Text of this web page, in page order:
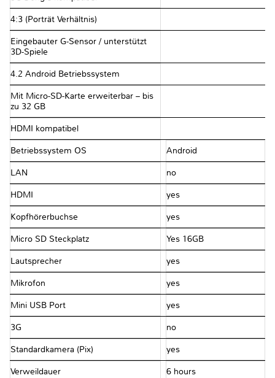
4:3 (Porträt Verhältnis)
Eingebauter G-Sensor / unterstützt
3D-Spiele
4.2 Android Betriebssystem
Mit Micro-SD-Karte erweiterbar – bis
zu 32 GB
HDMI kompatibel
Betriebssystem OS Android
LAN no
HDMI yes
Kopfhörerbuchse yes
Micro SD Steckplatz Yes 16GB
Lautsprecher yes
Mikrofon yes
Mini USB Port yes
3G no
Standardkamera (Pix) yes
Verweildauer 6 hours